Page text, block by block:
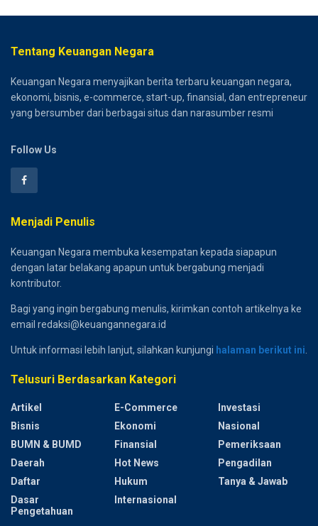
Tentang Keuangan Negara
Keuangan Negara menyajikan berita terbaru keuangan negara,
ekonomi, bisnis, e-commerce, start-up, finansial, dan entrepreneur
yang bersumber dari berbagai situs dan narasumber resmi
Follow Us
Menjadi Penulis
Keuangan Negara membuka kesempatan kepada siapapun
dengan latar belakang apapun untuk bergabung menjadi
kontributor.
Bagi yang ingin bergabung menulis, kirimkan contoh artikelnya ke
email redaksi@keuangannegara.id
Untuk informasi lebih lanjut, silahkan kunjungi halaman berikut ini
Telusuri Berdasarkan Kategori
Artikel
Bisnis
BUMN & BUMD
Daerah
Daftar
Dasar
Pengetahuan
E-Commerce
Ekonomi
Finansial
Hot News
Hukum
Internasional
Investasi
Nasional
Pemeriksaan
Pengadilan
Tanya & Jawab